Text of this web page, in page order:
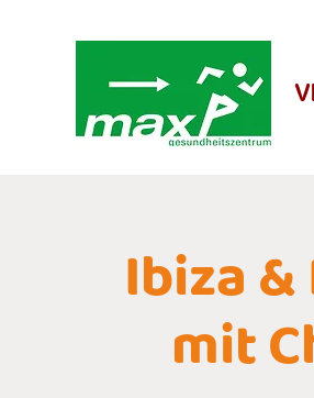
Ibiza
mit